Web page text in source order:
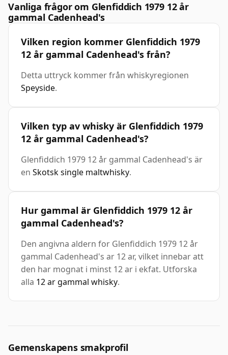
Vanliga frågor om Glenfiddich 1979 12 år
gammal Cadenhead's
Vilken region kommer Glenfiddich 1979
12 år gammal Cadenhead's från?
Detta uttryck kommer från whiskyregionen
Speyside.
Vilken typ av whisky är Glenfiddich 1979
12 år gammal Cadenhead's?
Glenfiddich 1979 12 år gammal Cadenhead's är
en Skotsk single maltwhisky.
Hur gammal är Glenfiddich 1979 12 år
gammal Cadenhead's?
Den angivna aldern for Glenfiddich 1979 12 år
gammal Cadenhead's ar 12 ar, vilket innebar att
den har mognat i minst 12 ar i ekfat. Utforska
alla 12 ar gammal whisky.
Gemenskapens smakprofil